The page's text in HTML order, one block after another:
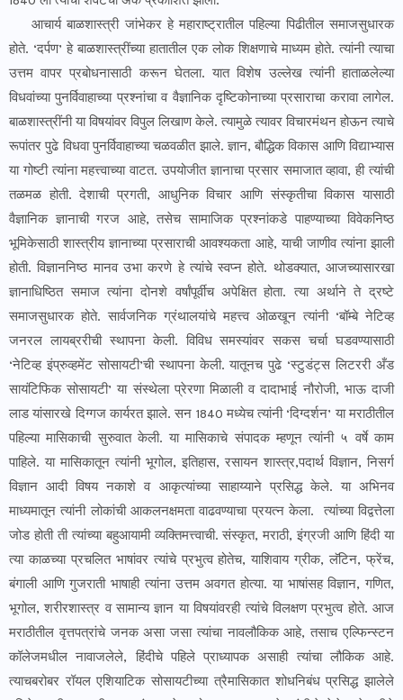
आचार्य बाळशास्त्री जांभेकर हे महाराष्ट्रातील पहिल्या पिढीतील समाजसुधारक
होते. ‘दर्पण’ हे बाळशास्त्रींच्या हातातील एक लोक शिक्षणाचे माध्यम होते. त्यांनी त्याचा
उत्तम वापर प्रबोधनासाठी करून घेतला. यात विशेष उल्लेख त्यांनी हाताळलेल्या
विधवांच्या पुनर्विवाहाच्या प्रश्नांचा व वैज्ञानिक दृष्टिकोनाच्या प्रसाराचा करावा लागेल.
बाळशास्त्रींनी या विषयांवर विपुल लिखाण केले. त्यामुळे त्यावर विचारमंथन होऊन त्याचे
रूपांतर पुढे विधवा पुनर्विवाहाच्या चळवळीत झाले. ज्ञान, बौद्धिक विकास आणि विद्याभ्यास
या गोष्टी त्यांना महत्त्वाच्या वाटत. उपयोजीत ज्ञानाचा प्रसार समाजात व्हावा, ही त्यांची
तळमळ होती. देशाची प्रगती, आधुनिक विचार आणि संस्कृतीचा विकास यासाठी
वैज्ञानिक ज्ञानाची गरज आहे, तसेच सामाजिक प्रश्नांकडे पाहण्याच्या विवेकनिष्ठ
भूमिकेसाठी शास्त्रीय ज्ञानाच्या प्रसाराची आवश्यकता आहे, याची जाणीव त्यांना झाली
होती. विज्ञाननिष्ठ मानव उभा करणे हे त्यांचे स्वप्न होते. थोडक्यात, आजच्यासारखा
ज्ञानाधिष्ठित समाज त्यांना दोनशे वर्षांपूर्वीच अपेक्षित होता. त्या अर्थाने ते द्रष्टे
समाजसुधारक होते. सार्वजनिक ग्रंथालयांचे महत्त्व ओळखून त्यांनी ‘बॉम्बे नेटिव्ह
जनरल लायब्ररीची स्थापना केली. विविध समस्यांवर सकस चर्चा घडवण्यासाठी
‘नेटिव्ह इंप्रुव्हमेंट सोसायटी’ची स्थापना केली. यातूनच पुढे ‘स्टुडंट्स लिटररी अँड
सायंटिफिक सोसायटी’ या संस्थेला प्रेरणा मिळाली व दादाभाई नौरोजी, भाऊ दाजी
लाड यांसारखे दिग्गज कार्यरत झाले. सन 1840 मध्येच त्यांनी ‘दिग्दर्शन’ या मराठीतील
पहिल्या मासिकाची सुरुवात केली. या मासिकाचे संपादक म्हणून त्यांनी ५ वर्षे काम
पाहिले. या मासिकातून त्यांनी भूगोल, इतिहास, रसायन शास्त्र,पदार्थ विज्ञान, निसर्ग
विज्ञान आदी विषय नकाशे व आकृत्यांच्या साहाय्याने प्रसिद्ध केले. या अभिनव
माध्यमातून त्यांनी लोकांची आकलनक्षमता वाढवण्याचा प्रयत्न केला. त्यांच्या विद्वत्तेला
जोड होती ती त्यांच्या बहुआयामी व्यक्तिमत्त्वाची. संस्कृत, मराठी, इंग्रजी आणि हिंदी या
त्या काळच्या प्रचलित भाषांवर त्यांचे प्रभुत्व होतेच, याशिवाय ग्रीक, लॅटिन, फ्रेंच,
बंगाली आणि गुजराती भाषाही त्यांना उत्तम अवगत होत्या. या भाषांसह विज्ञान, गणित,
भूगोल, शरीरशास्त्र व सामान्य ज्ञान या विषयांवरही त्यांचे विलक्षण प्रभुत्व होते. आज
मराठीतील वृत्तपत्रांचे जनक असा जसा त्यांचा नावलौकिक आहे, तसाच एल्फिन्स्टन
कॉलेजमधील नावाजलेले, हिंदीचे पहिले प्राध्यापक असाही त्यांचा लौकिक आहे.
त्याचबरोबर रॉयल एशियाटिक सोसायटीच्या त्रैमासिकात शोधनिबंध प्रसिद्ध झालेले